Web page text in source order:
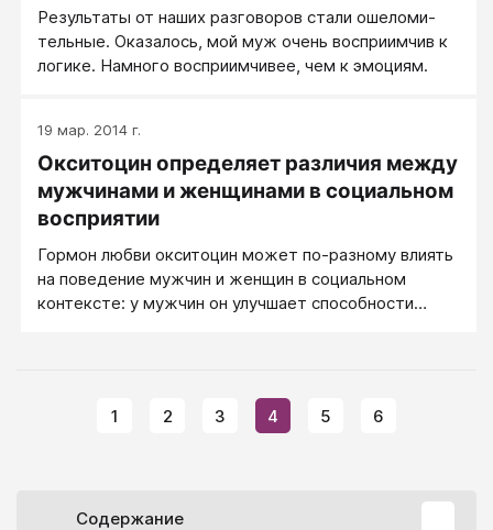
победительницы - ей нужно внутреннее состояние.
Ре­зуль­та­ты от на­ших раз­го­во­ров ста­ли оше­ло­ми­
тель­ные. Ока­за­лось, мой муж очень вос­при­им­чив к
ло­ги­ке. На­мно­го вос­при­им­чи­вее, чем к эмо­ци­ям.
19 мар. 2014 г.
Окситоцин определяет различия между
мужчинами и женщинами в социальном
восприятии
Гормон любви окситоцин может по-разному влиять
на поведение мужчин и женщин в социальном
контексте: у мужчин он улучшает способности
коллективному и семейному поведению, тогда как
мужчины предпочитают дух соперничества и
1 2 3 4 5 6
Содержание